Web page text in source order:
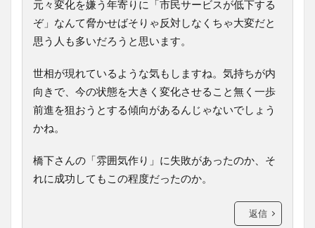
元々変化を嫌う年寄りに「市民サービスが低下する
ぞ」なんて脅かせばそりゃ反対しなくちゃ大変だと
思う人も多いだろうと思います。
世相が現れているような気もしますね。気持ちが内
向きで、今の状態を大きく変化させること無く一歩
前進を狙おうとする傾向があるんじゃないでしょう
かね。
橋下さんの「雰囲気作り」に失敗があったのか、そ
れに成功してもこの程度だったのか。
返信